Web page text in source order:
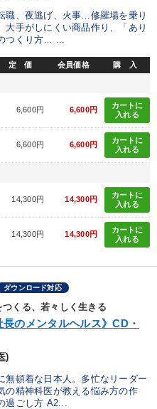
職、夜逃げ、火事…修羅場を乗り
大手がしにくい商品作り、「あり
つくり方… ...
定 価 会員価格 購 入
6,600円 6,600円
カートに
入れる
6,600円 6,600円
カートに
入れる
14,300円 14,300円
カートに
入れる
14,300円 14,300円
カートに
入れる
ダウンロード対応
くる、若々しく生きる
のメンタルヘルス》CD・
)
無頓着な日本人。多忙なリーダー
の精神科医が教える悩み方の作
過ごし方 A2...